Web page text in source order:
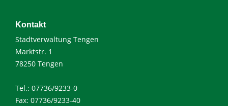
Kontakt
Stadtverwaltung Tengen
Marktstr. 1
78250 Tengen
Tel.: 07736/9233-0
Fax: 07736/9233-40